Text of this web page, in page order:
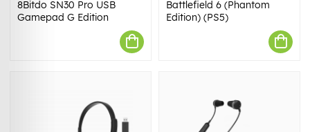
8Bitdo SN30 Pro USB
Gamepad G Edition
Battlefield 6 (Phantom
Edition) (PS5)